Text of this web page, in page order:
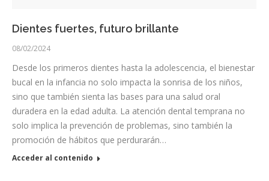
Dientes fuertes, futuro brillante
08/02/2024
Desde los primeros dientes hasta la adolescencia, el bienestar
bucal en la infancia no solo impacta la sonrisa de los niños,
sino que también sienta las bases para una salud oral
duradera en la edad adulta. La atención dental temprana no
solo implica la prevención de problemas, sino también la
promoción de hábitos que perdurarán…
Acceder al contenido